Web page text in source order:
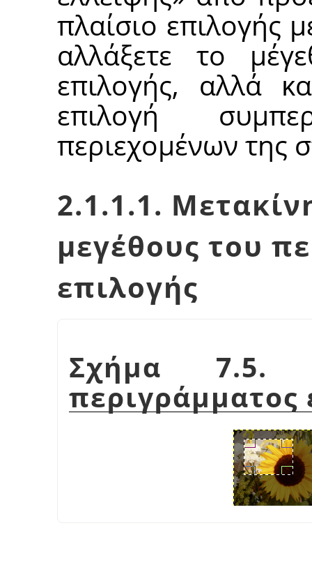
πλαίσιο επιλογής
αλλάξετε το
επιλογής, αλλά
επιλογή
περιεχομένων της
2.1.1.1.
μεγέθους του
επιλογής
Σχήμα 7.5.
περιγράμματος